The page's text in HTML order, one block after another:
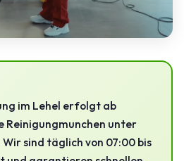
im Lehel erfolgt ab
Reinigungmunchen unter
Wir sind täglich von 07:00 bis